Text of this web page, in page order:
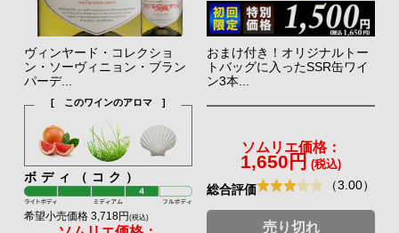
ヴィンヤード・コレクショ
ン・ソーヴィニョン・ブラン
パーデ...
[ このワインのアロマ ]
ボディ（コク）
希望小売価格 3,718円 (税込)
おまけ付き！オリジナルトー
トバッグに入ったSSR缶ワイ
ン3本...
ソムリエ価格：
1,650円 (税込)
総合評価 （3.00）
売り切れ